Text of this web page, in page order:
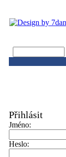
Přihlásit
Jméno:
Heslo: